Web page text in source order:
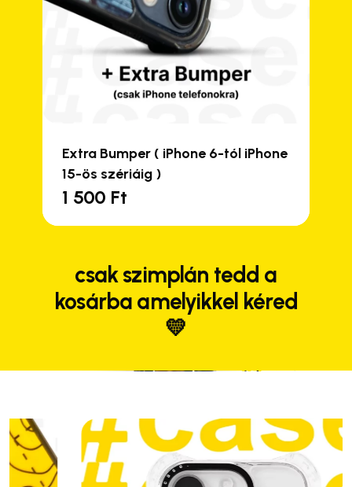
Extra Bumper ( iPhone 6-tól iPhone
15-ös szériáig )
1 500 Ft
csak szimplán tedd a
kosárba amelyikkel kéred
💛
Close
Close
Close